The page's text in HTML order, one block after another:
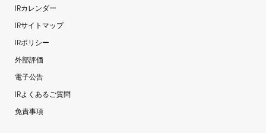
IRカレンダー
IRサイトマップ
IRポリシー
外部評価
電子公告
IRよくあるご質問
免責事項